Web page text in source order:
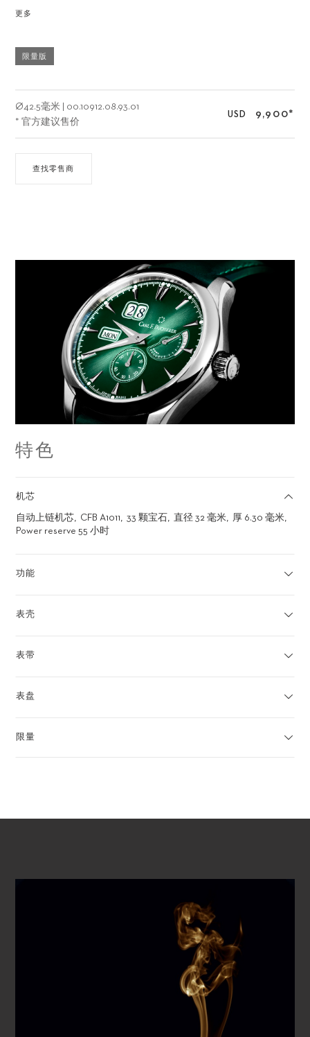
尖端技术完美融和，方便 用家随时了解机芯余下的动力水
更多
限量版
Ø42.5毫米
00.10912.08.93.01
* 官方建议售价
USD 9,900*
查找零售商
特色
机芯
自动上链机芯 CFB A1011 33 颗宝石 直径 32 毫米
厚 6.30 毫米
Power reserve 55 小时
功能
表壳
表带
表盘
限量